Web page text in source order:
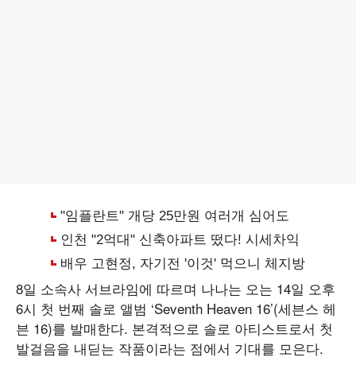
8일 소속사 서브라임에 따르며 나나는 오는 14일 오후
6시 첫 번째 솔로 앨범 ‘Seventh Heaven 16’(세븐스 헤
븐 16)를 발매한다. 본격적으로 솔로 아티스트로서 첫
발걸음을 내딛는 작품이라는 점에서 기대를 모은다.